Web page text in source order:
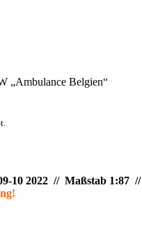
„Ambulance Belgien“
10 2022 // Maßstab 1:87 //